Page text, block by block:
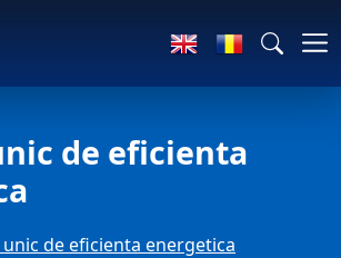
de eficienta
unic de eficienta energetica